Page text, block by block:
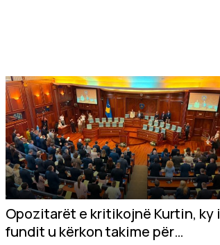
Opozitarët e kritikojnë Kurtin, ky i
fundit u kërkon takime për